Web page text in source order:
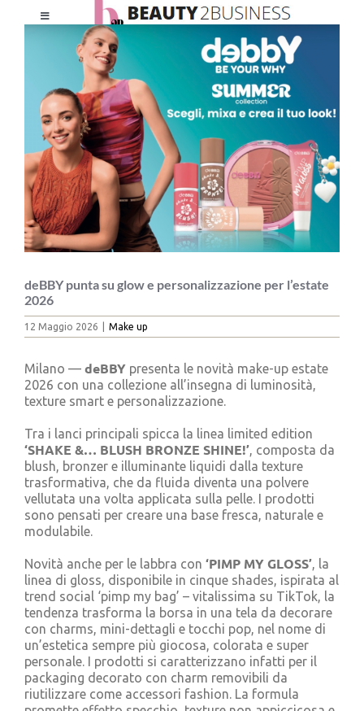
Toggle
Navigation
CHI SIAMO
LE RIVISTE
NEWSLETTER
CATEGORIE
CONTATTI
Cerca
per:
Ingrandisci
immagine
deBBY punta su glow e personalizzazione per l’estate
2026
12 Maggio 2026 Make up
Milano — deBBY presenta le novità make-up estate
2026 con una collezione all’insegna di luminosità,
texture smart e personalizzazione.
Tra i lanci principali spicca la linea limited edition
‘SHAKE &… BLUSH BRONZE SHINE!’, composta da
blush, bronzer e illuminante liquidi dalla texture
trasformativa, che da fluida diventa una polvere
vellutata una volta applicata sulla pelle. I prodotti
sono pensati per creare una base fresca, naturale e
modulabile.
Novità anche per le labbra con ‘PIMP MY GLOSS’, la
linea di gloss, disponibile in cinque shades, ispirata al
trend social ‘pimp my bag’ – vitalissima su TikTok, la
tendenza trasforma la borsa in una tela da decorare
con charms, mini-dettagli e tocchi pop, nel nome di
un’estetica sempre più giocosa, colorata e super
personale. I prodotti si caratterizzano infatti per il
packaging decorato con charm removibili da
riutilizzare come accessori fashion. La formula